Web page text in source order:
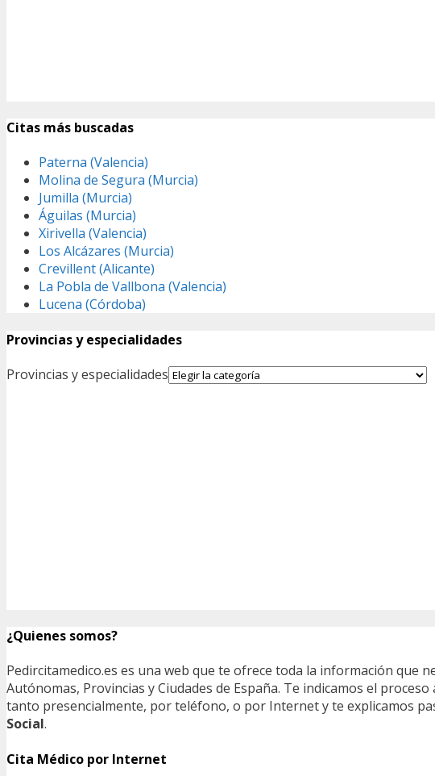
Citas más buscadas
Paterna (Valencia)
Molina de Segura (Murcia)
Jumilla (Murcia)
Águilas (Murcia)
Xirivella (Valencia)
Los Alcázares (Murcia)
Crevillent (Alicante)
La Pobla de Vallbona (Valencia)
Lucena (Córdoba)
Provincias y especialidades
Provincias y especialidades
¿Quienes somos?
Pedircitamedico.es es una web que te ofrece toda la información que
Autónomas, Provincias y Ciudades de España. Te indicamos el
tanto presencialmente, por teléfono, o por Internet y te explicamos
Social.
Cita Médico por Internet